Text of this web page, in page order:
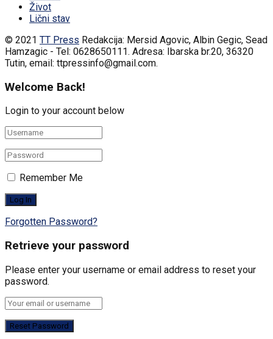
Život
Lični stav
© 2021 TT Press Redakcija: Mersid Agovic, Albin Gegic, Sead
Hamzagic - Tel: 0628650111. Adresa: Ibarska br.20, 36320
Tutin, email: ttpressinfo@gmail.com.
Welcome Back!
Login to your account below
Remember Me
Forgotten Password?
Retrieve your password
Please enter your username or email address to reset your
password.